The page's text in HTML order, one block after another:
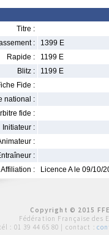
Titre :
:
1399 E
Rapide :
1199 E
Blitz :
1199 E
Fide :
national :
fide :
Initiateur :
:
:
Affiliation :
Licence A le 09/10/
Copyright © 2015
Fédération Française des
tél : 01 39 44 65 80 | contact :